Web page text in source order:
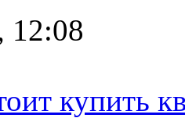
12:08
купить